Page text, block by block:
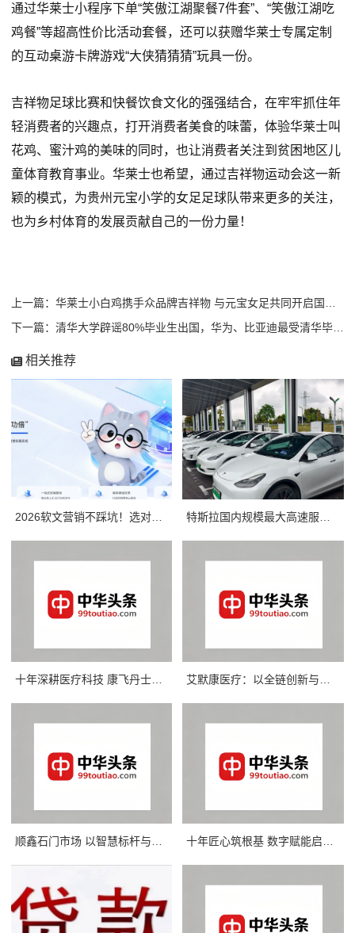
通过华莱士小程序下单“笑傲江湖聚餐7件套”、“笑傲江湖吃
鸡餐”等超高性价比活动套餐，还可以获赠华莱士专属定制
的互动桌游卡牌游戏“大侠猜猜猜”玩具一份。
吉祥物足球比赛和快餐饮食文化的强强结合，在牢牢抓住年
轻消费者的兴趣点，打开消费者美食的味蕾，体验华莱士叫
花鸡、蜜汁鸡的美味的同时，也让消费者关注到贫困地区儿
童体育教育事业。华莱士也希望，通过吉祥物运动会这一新
颖的模式，为贵州元宝小学的女足足球队带来更多的关注，
也为乡村体育的发展贡献自己的一份力量！
相关推荐
2026软文营销不踩坑！选对平台，小预算也能撬动大流量 特斯拉国内规模最大高速服务区超级充电站项目上线
顺鑫石门市场 以智慧标杆与协同实践诠释惠民初心 十年匠心筑根基 数字赋能启新程——康飞丹士引领医疗服务生态升级